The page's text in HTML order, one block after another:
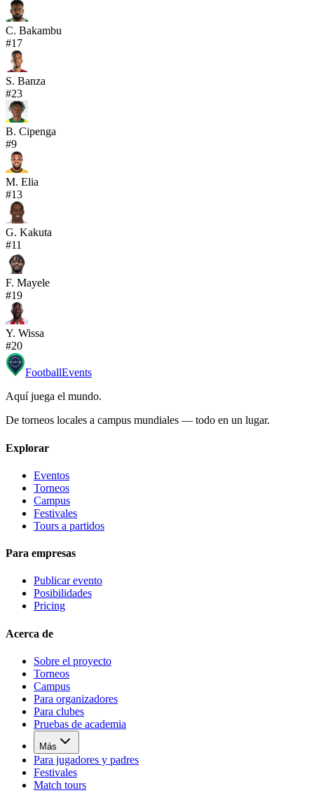
C. Bakambu
#17
S. Banza
#23
B. Cipenga
#9
M. Elia
#13
G. Kakuta
#11
F. Mayele
#19
Y. Wissa
#20
FootballEvents
Aquí juega el mundo.
De torneos locales a campus mundiales — todo en un lugar.
Explorar
Eventos
Torneos
Campus
Festivales
Tours a partidos
Para empresas
Publicar evento
Posibilidades
Pricing
Acerca de
Sobre el proyecto
Torneos
Campus
Para organizadores
Para clubes
Pruebas de academia
Más
Para jugadores y padres
Festivales
Match tours